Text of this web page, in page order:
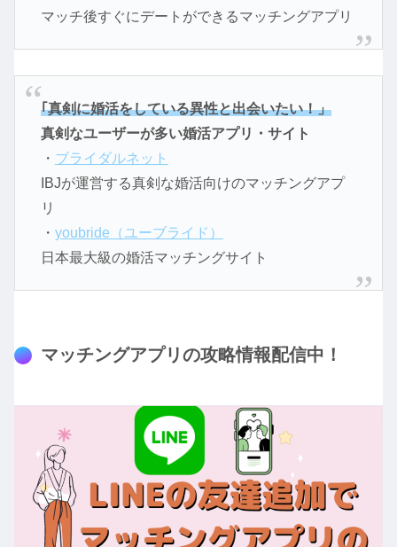
マッチ後すぐにデートができるマッチングアプリ
｢真剣に婚活をしている異性と出会いたい！」
真剣なユーザーが多い婚活アプリ・サイト
・ ブライダルネット
IBJが運営する真剣な婚活向けのマッチングアプ
リ
・ youbride（ユーブライド）
日本最大級の婚活マッチングサイト
マッチングアプリの攻略情報配信中！